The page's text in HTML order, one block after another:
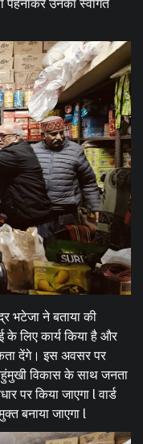
पहनाकर उनका स्वागत
भटेजा ने बताया की
के लिए कार्य किया है और
देंगे। इस अवसर पर
चहुंमुखी विकास के साथ जनता
पर किया जाएगा l वार्ड
बनाया जाएगा l